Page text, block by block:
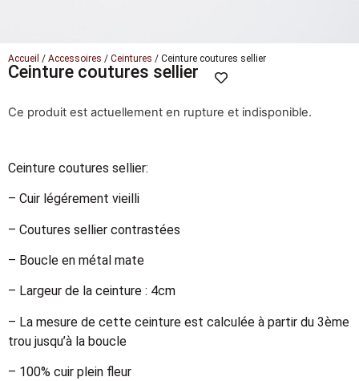
Accueil / Accessoires / Ceintures / Ceinture coutures sellier
Ceinture coutures sellier
Ce produit est actuellement en rupture et indisponible.
Ceinture coutures sellier:
– Cuir légérement vieilli
– Coutures sellier contrastées
– Boucle en métal mate
– Largeur de la ceinture : 4cm
– La mesure de cette ceinture est calculée à partir du 3ème
trou jusqu’à la boucle
– 100% cuir plein fleur